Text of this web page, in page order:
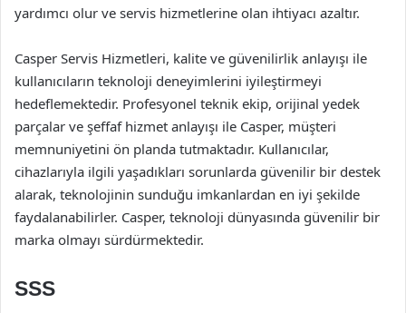
yardımcı olur ve servis hizmetlerine olan ihtiyacı azaltır.
Casper Servis Hizmetleri, kalite ve güvenilirlik anlayışı ile
kullanıcıların teknoloji deneyimlerini iyileştirmeyi
hedeflemektedir. Profesyonel teknik ekip, orijinal yedek
parçalar ve şeffaf hizmet anlayışı ile Casper, müşteri
memnuniyetini ön planda tutmaktadır. Kullanıcılar,
cihazlarıyla ilgili yaşadıkları sorunlarda güvenilir bir destek
alarak, teknolojinin sunduğu imkanlardan en iyi şekilde
faydalanabilirler. Casper, teknoloji dünyasında güvenilir bir
marka olmayı sürdürmektedir.
SSS